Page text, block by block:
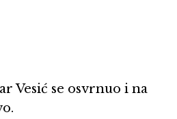
Vesić se osvrnuo i na